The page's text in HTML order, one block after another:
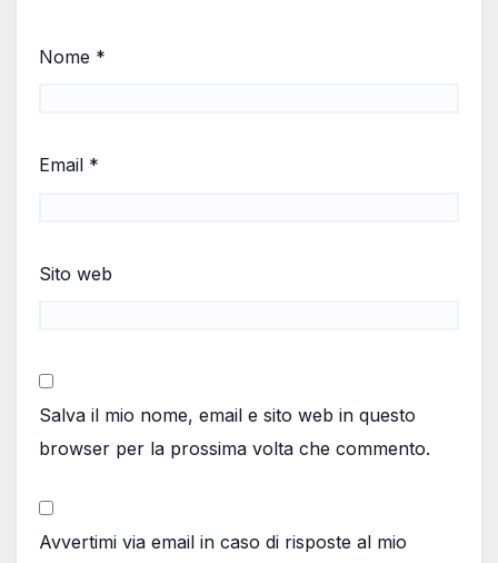
Nome *
Email *
Sito web
Salva il mio nome, email e sito web in questo
browser per la prossima volta che commento.
Avvertimi via email in caso di risposte al mio